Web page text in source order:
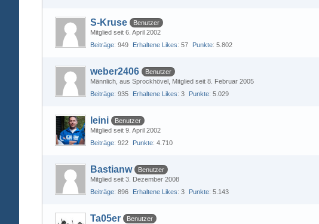
S-Kruse
Benutzer
Mitglied seit 6. April 2002
Beiträge 949 Erhaltene Likes 57 Punkte 5.802
weber2406
Benutzer
Männlich aus Sprockhövel Mitglied seit 8. Februar 2005
Beiträge 935 Erhaltene Likes 3 Punkte 5.029
leini
Benutzer
Mitglied seit 9. April 2002
Beiträge 922 Punkte 4.710
Bastianw
Benutzer
Mitglied seit 3. Dezember 2008
Beiträge 896 Erhaltene Likes 3 Punkte 5.143
Ta05er
Benutzer